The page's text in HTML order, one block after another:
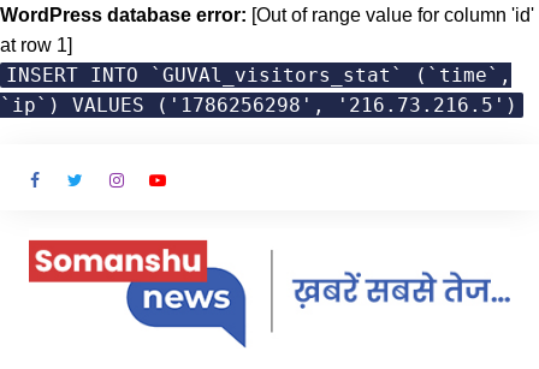
WordPress database error: [Out of range value for column 'id'
at row 1]
INSERT INTO `GUVAl_visitors_stat` (`time`,
`ip`) VALUES ('1786256298', '216.73.216.5')